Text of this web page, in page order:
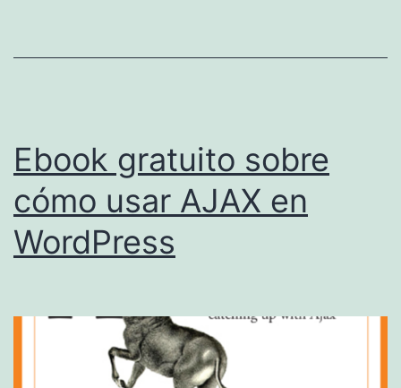
Ebook gratuito sobre
cómo usar AJAX en
WordPress